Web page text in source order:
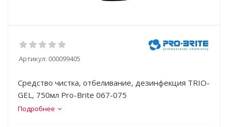
Артикул: 000099405
Средство чистка, отбеливание, дезинфекция TRIO-
GEL, 750мл Pro-Brite 067-075
Подробнее